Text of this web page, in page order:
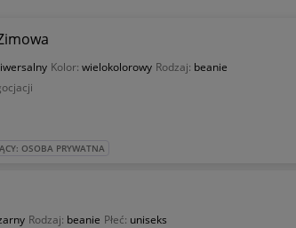
Kolor: wielokolorowy Rodzaj: beanie
OSOBA PRYWATNA
Rodzaj: beanie Płeć: uniseks